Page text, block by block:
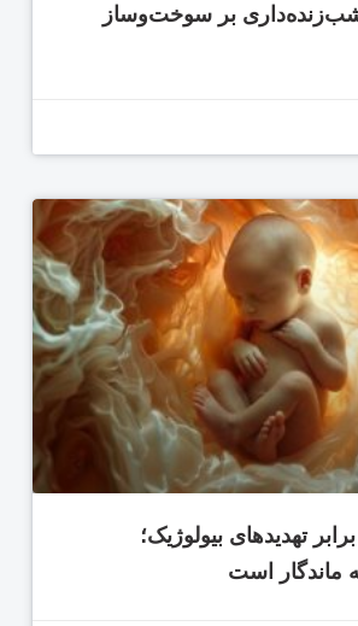
بر سوخت‌وساز
تهدیدهای بیولوژیک؛
ماندگار است